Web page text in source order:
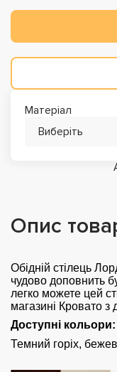
Матеріал
Виберіть
Опис
Обідній стілець
чудово доповнить
легко можете цей
магазині Кровато з
Доступні кольори:
Темний горіх,